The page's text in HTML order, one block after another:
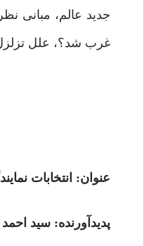
جدید عالم، مبانی
غرب شد؟، علل
عنوان: انتخابات
پدیدآورنده: سید